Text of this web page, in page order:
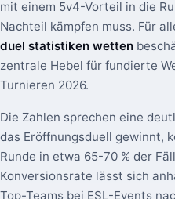
mit einem 5v4-Vorteil in die
Nachteil kämpfen muss. Für
duel statistiken wetten
zentrale Hebel für fundierte
Turnieren 2026.
Die Zahlen sprechen eine
das Eröffnungsduell gewinnt,
Runde in etwa 65-70 % der
Konversionsrate lässt sich
Top-Teams bei ESL-Events